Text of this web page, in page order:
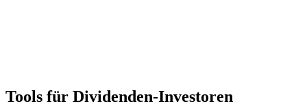
Tools für Dividenden-Investoren